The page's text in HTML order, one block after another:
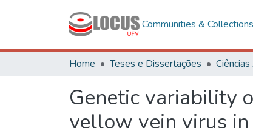
Communities & Collections
Home Teses e Dissertações
Genetic variability
yellow vein virus